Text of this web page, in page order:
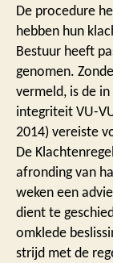
De procedure
hebben hun
Bestuur heeft
genomen.
vermeld, is de
integriteit VU-
2014) vereiste
De
afronding van
weken een
dient te
omklede
strijd met de